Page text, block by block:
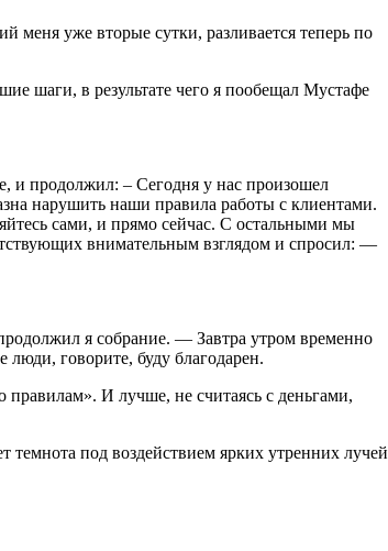
меня уже вторые сутки, разливается теперь по
шаги, в результате чего я пообещал Мустафе
и продолжил: – Сегодня у нас произошел
нарушить наши правила работы с клиентами.
сами, и прямо сейчас. С остальными мы
внимательным взглядом и спросил: —
я собрание. — Завтра утром временно
люди, говорите, буду благодарен.
правилам». И лучше, не считаясь с деньгами,
темнота под воздействием ярких утренних лучей